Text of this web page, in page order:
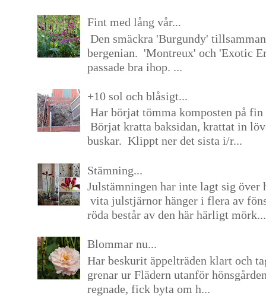
Fint med lång vår...
Den smäckra 'Burgundy'
bergenian. 'Montreux' och 'Exotic
passade bra ihop. ...
+10 sol och blåsigt...
Har börjat tömma komposten på
Börjat kratta baksidan, krattat in
buskar. Klippt ner det sista i/r...
Stämning...
Julstämningen har inte lagt sig över
vita julstjärnor hänger i flera av
röda består av den här härligt mörk...
Blommar nu...
Har beskurit äppelträden klart och
grenar ur Flädern utanför
regnade, fick byta om h...